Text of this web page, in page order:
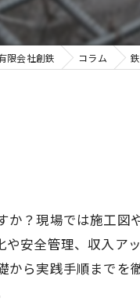
限会社創鉄 コラム
？現場では施工図
安全管理、収入ア
ら実践手順までを